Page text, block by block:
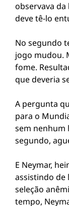
observava da
deve tê-lo
No segundo
jogo mudou.
fome.
que deveria
A pergunta
para o
sem nenhum
segundo,
E Neymar,
assistindo de
seleção
tempo,